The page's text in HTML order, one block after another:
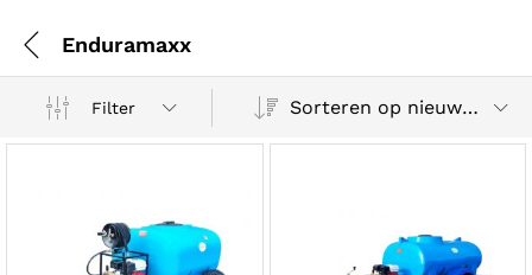
Enduramaxx
Filter Sorteren op nieuwste